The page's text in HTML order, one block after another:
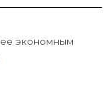
экономным